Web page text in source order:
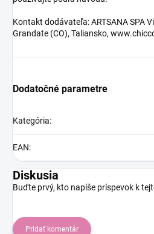
Kontakt dodávateľa: ARTSANA SPA
Grandate (CO), Taliansko,
Dodatočné parametre
Kategória:
EAN:
Diskusia
Buďte prvý, kto napíše príspevok k
Pridať komentár